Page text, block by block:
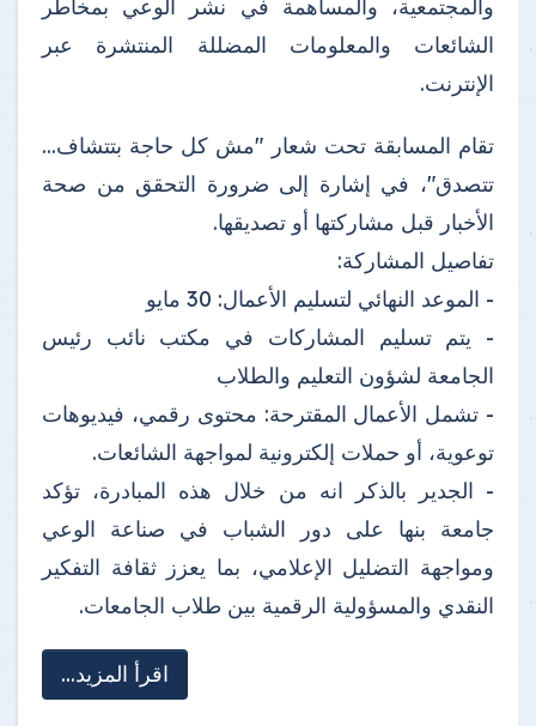
والمجتمعية، والمساهمة في نشر الوعي بمخاطر
الشائعات والمعلومات المضللة المنتشرة عبر
الإنترنت.
تقام المسابقة تحت شعار "مش كل حاجة بتتشاف...
تتصدق"، في إشارة إلى ضرورة التحقق من صحة
الأخبار قبل مشاركتها أو تصديقها.
تفاصيل المشاركة:
- الموعد النهائي لتسليم الأعمال: 30 مايو
- يتم تسليم المشاركات في مكتب نائب رئيس
الجامعة لشؤون التعليم والطلاب
- تشمل الأعمال المقترحة: محتوى رقمي، فيديوهات
توعوية، أو حملات إلكترونية لمواجهة الشائعات.
- الجدير بالذكر انه من خلال هذه المبادرة، تؤكد
جامعة بنها على دور الشباب في صناعة الوعي
ومواجهة التضليل الإعلامي، بما يعزز ثقافة التفكير
النقدي والمسؤولية الرقمية بين طلاب الجامعات.
اقرأ المزيد...